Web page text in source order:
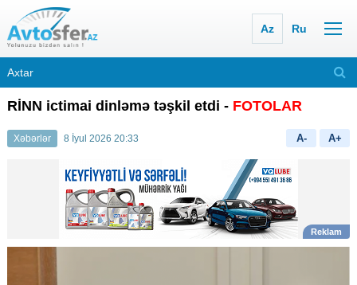
Az Ru
RİNN ictimai dinləmə təşkil etdi - FOTOLAR
Xəbərlər 8 İyul 2026 20:33 A- A+